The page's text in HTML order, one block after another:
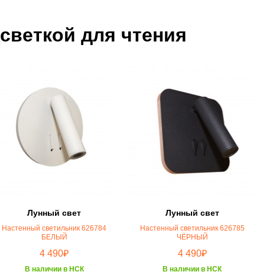
для чтения
Лунный свет
Настенный светильник 626784
БЕЛЫЙ
4 490₽
В наличии в НСК
Лунный свет
Настенный светильник 626785
ЧЁРНЫЙ
4 490₽
В наличии в НСК